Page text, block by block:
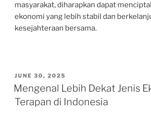
masyarakat, diharapkan dapat
ekonomi yang lebih stabil dan
kesejahteraan bersama.
POSTED
ON
JUNE 30, 2025
Mengenal Lebih Dekat Jenis
Terapan di Indonesia